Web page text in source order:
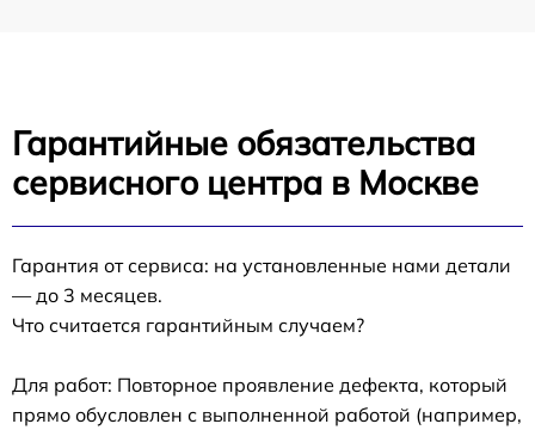
Гарантийные обязательства
сервисного центра в Москве
Гарантия от сервиса: на установленные нами детали
— до 3 месяцев.
Что считается гарантийным случаем?
Для работ: Повторное проявление дефекта, который
прямо обусловлен с выполненной работой (например,